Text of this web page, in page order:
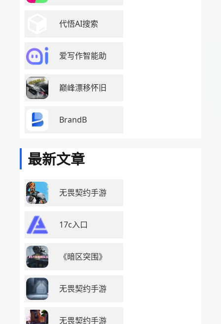
代悟AI搜索
爱写作智能助
巅峰漂移怀旧
BrandB
最新文章
无畏契约手游
17c入口
《暗区突围》
无畏契约手游
无畏契约手游